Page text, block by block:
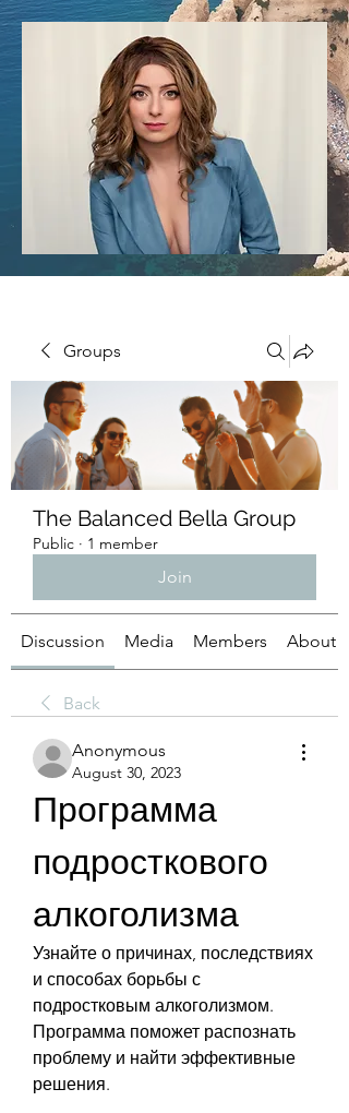
Groups
The Balanced Bella Group
Public · 1 member
Join
Discussion Media Members About
Back
Anonymous
August 30, 2023
Программа
подросткового
алкоголизма
Узнайте о причинах, последствиях
и способах борьбы с
подростковым алкоголизмом.
Программа поможет распознать
проблему и найти эффективные
решения.